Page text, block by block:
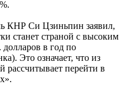
КНР Си Цзиньпин заявил,
станет страной с высоким
долларов в год по
Это означает, что из
перейти в